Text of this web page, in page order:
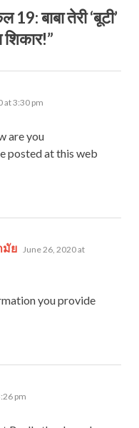
बाबा तेरी ‘बूटी’
at 3:30 pm
are you
posted at this web
มัย says:
June 26, 2020 at
you provide
pm